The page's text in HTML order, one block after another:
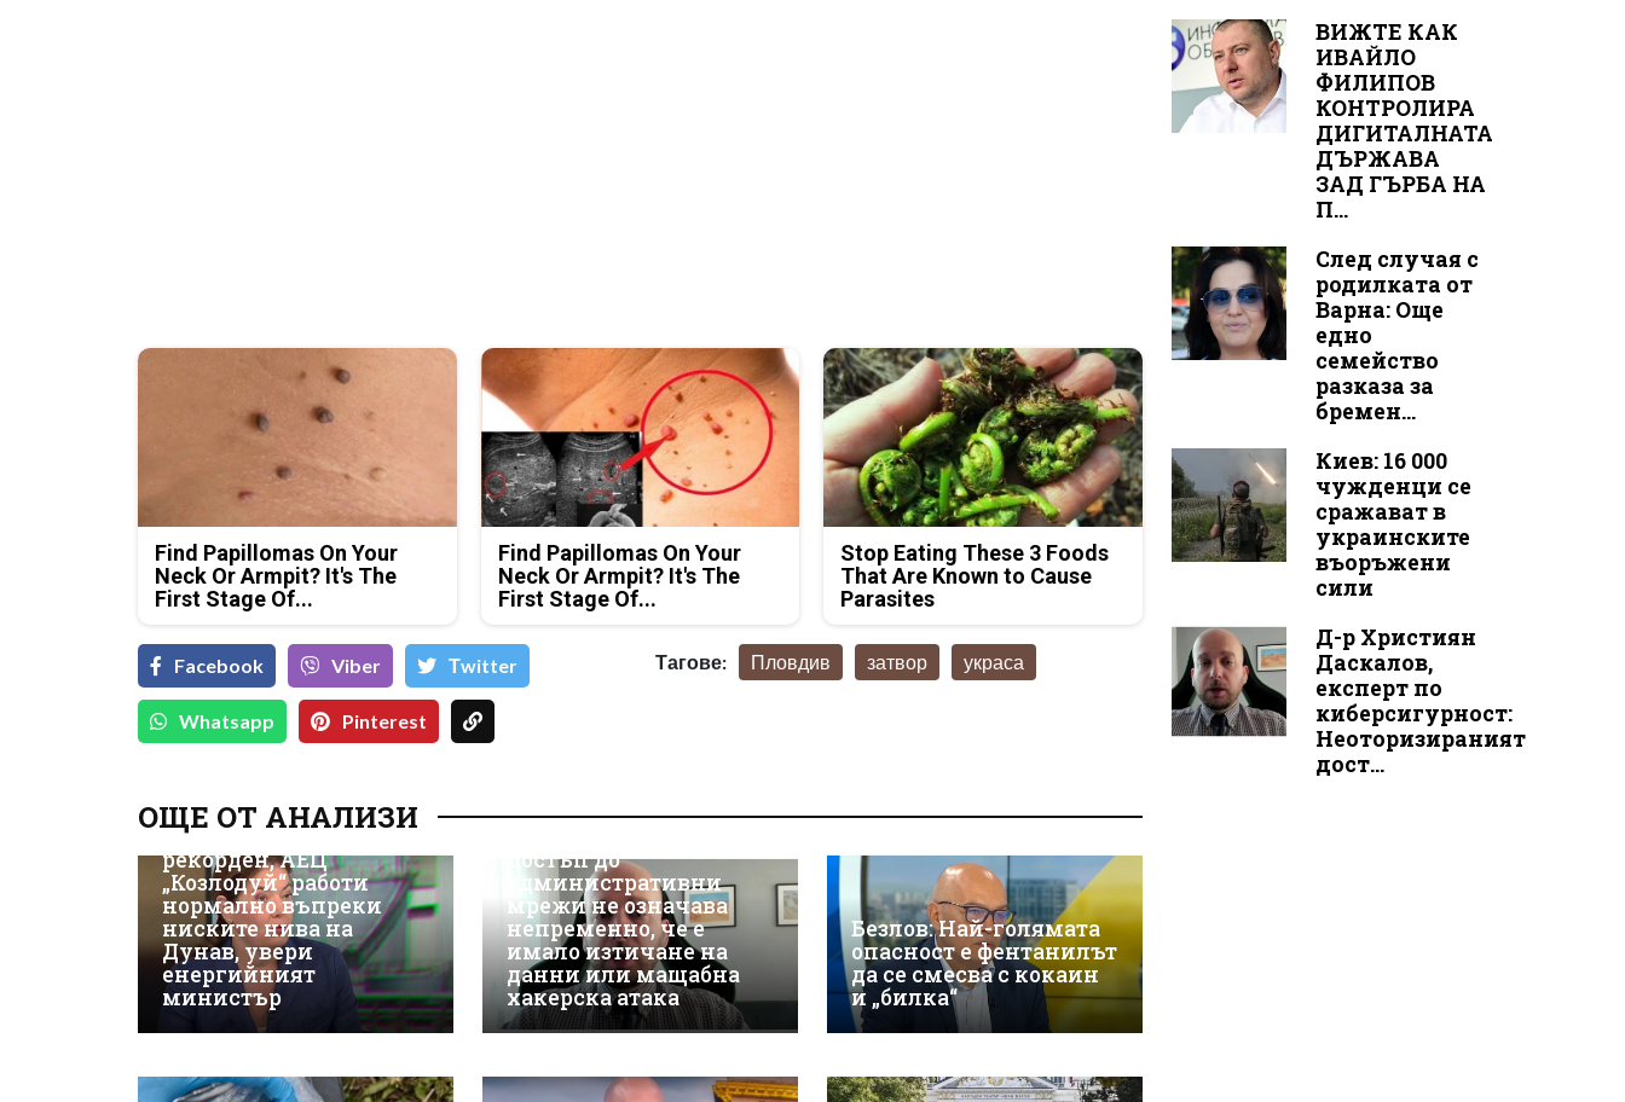
Find Papillomas On Your
Neck Or Armpit? It's The
First Stage Of...
Find Papillomas On Your
Neck Or Armpit? It's The
First Stage Of...
Stop Eating These 3 Foods
That Are Known to Cause
Parasites
Facebook Viber Тwitter
Whatsapp Pinterest
Тагове: Пловдив затвор украса
ОЩЕ ОТ АНАЛИЗИ
Износът на ток е
рекорден, АЕЦ
„Козлодуй“ работи
нормално въпреки
ниските нива на
Дунав, увери
енергийният
министър
киберсигурност:
достъп до
административни
мрежи не означава
непременно, че е
имало изтичане на
данни или мащабна
хакерска атака
Безлов: Най-голямата
опасност е фентанилът
да се смесва с кокаин
и „билка“
ВИЖТЕ КАК
ИВАЙЛО
ФИЛИПОВ
КОНТРОЛИРА
ДИГИТАЛНАТА
ДЪРЖАВА
ЗАД ГЪРБА НА
П...
След случая с
родилката от
Варна: Още
едно
семейство
разказа за
бремен...
Киев: 16 000
чужденци се
сражават в
украинските
въоръжени
сили
Д-р Християн
Даскалов,
експерт по
киберсигурност:
Неоторизираният
дост...